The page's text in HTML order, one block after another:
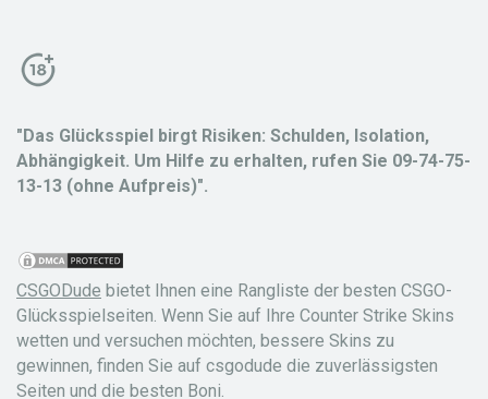
"Das Glücksspiel birgt Risiken: Schulden, Isolation,
Abhängigkeit. Um Hilfe zu erhalten, rufen Sie 09-74-75-
13-13 (ohne Aufpreis)".
CSGODude bietet Ihnen eine Rangliste der besten CSGO-
Glücksspielseiten. Wenn Sie auf Ihre Counter Strike Skins
wetten und versuchen möchten, bessere Skins zu
gewinnen, finden Sie auf csgodude die zuverlässigsten
Seiten und die besten Boni.